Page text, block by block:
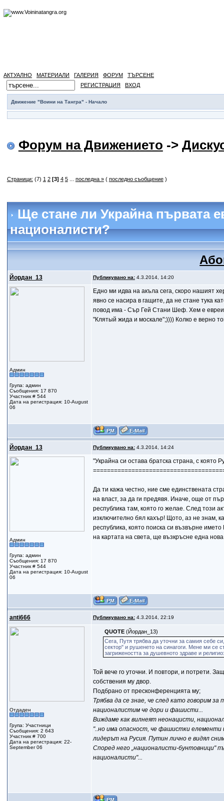
АКТУАЛНО МАТЕРИАЛИ ГАЛЕРИЯ ФОРУМ
ТЪРСЕНЕ
РЕГИСТРАЦИЯ
ВХОД
Движение "Воини на Тангра" - Начало
Форум на Движението ->
Страници: (7) 1 2 [3] 4 5... последна »( последно съобщение)
Ще стане ли Украйна първата
националисти?
Йордан_13 Публикувано на:4.3.2014, 14:20
Админ
Група: админ
Съобщения: 17 870
Участник # 544
Дата на регистрация: 10-August
06
Едно ми идва на акъла сега, скоро нашият
явно се насира в гащите, да не стане тука
повод има - Сър Гей Стани Шеф. Хем е
"Клятый жида и москале";)))) Колко е верно
Йордан_13 Публикувано на:4.3.2014, 14:24
Админ
Група: админ
Съобщения: 17 870
Участник # 544
Дата на регистрация: 10-August
06
"Украйна си остава братска страна, с която
Да ти кажа честно, ние сме единствената
на власт, за да ги предявя. Иначе, още от
республика там, която го желае. След този
изключително бял кахър! Щото, аз не знам,
республика, която поиска си възвърне
на картата на света, ще възкръсне една
anti666 Публикувано на:4.3.2014, 22:19
Отдаден
Група: Участници
Съобщения: 2 643
Участник # 700
Дата на регистрация: 22-
September 06
QUOTE (Йордан_13)
Сега, Путя трябва да уточни за самия себе
сектор" и рушенето на синагоги. Мене ми се
загрижеността за душевното здраве и
Той вече го уточни. И повтори, и потрети.
собствения му двор.
Подбрано от пресконференцията му;
Трябва да се знае, че след като говорим
националистим че дори и фашисти...
Виждаме как вилнеят неонацисти,
"..но има опасност, че фашистки
лидерът на Русия. Путин лично е видял
Според него „националисти-бунтовници"
националисти"...